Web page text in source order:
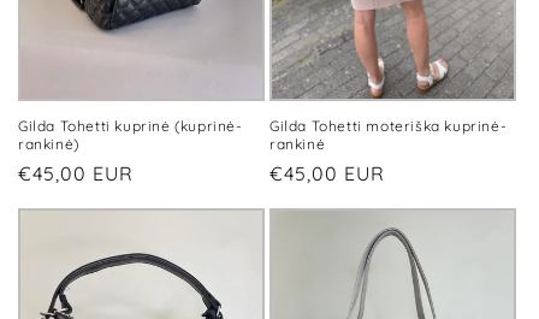
Gilda Tohetti kuprinė (kuprinė-
rankinė)
Įprasta
kaina
€45,00 EUR
Gilda Tohetti moteriška kuprinė-
rankinė
Įprasta
kaina
€45,00 EUR